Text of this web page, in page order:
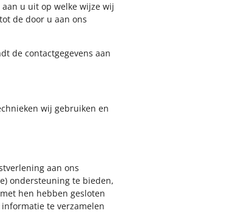
u uit op welke wijze wij
de door u aan ons
de contactgegevens aan
wij gebruiken en
aan ons
ondersteuning te bieden,
hen hebben gesloten
te verzamelen